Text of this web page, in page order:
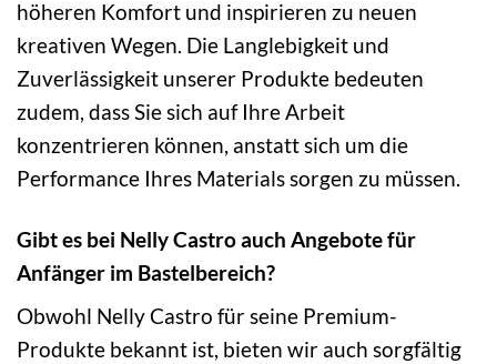
höheren Komfort und inspirieren zu neuen
kreativen Wegen. Die Langlebigkeit und
Zuverlässigkeit unserer Produkte bedeuten
zudem, dass Sie sich auf Ihre Arbeit
konzentrieren können, anstatt sich um die
Performance Ihres Materials sorgen zu müssen.
Gibt es bei Nelly Castro auch Angebote für
Anfänger im Bastelbereich?
Obwohl Nelly Castro für seine Premium-
Produkte bekannt ist, bieten wir auch sorgfältig